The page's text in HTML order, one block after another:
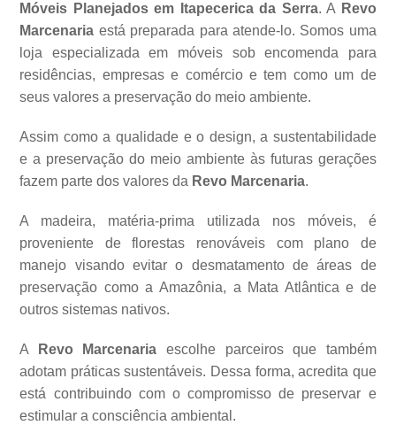
Móveis Planejados em Itapecerica da Serra. A Revo
Marcenaria está preparada para atende-lo. Somos uma
loja especializada em móveis sob encomenda para
residências, empresas e comércio e tem como um de
seus valores a preservação do meio ambiente.
Assim como a qualidade e o design, a sustentabilidade
e a preservação do meio ambiente às futuras gerações
fazem parte dos valores da Revo Marcenaria.
A madeira, matéria-prima utilizada nos móveis, é
proveniente de florestas renováveis com plano de
manejo visando evitar o desmatamento de áreas de
preservação como a Amazônia, a Mata Atlântica e de
outros sistemas nativos.
A Revo Marcenaria escolhe parceiros que também
adotam práticas sustentáveis. Dessa forma, acredita que
está contribuindo com o compromisso de preservar e
estimular a consciência ambiental.